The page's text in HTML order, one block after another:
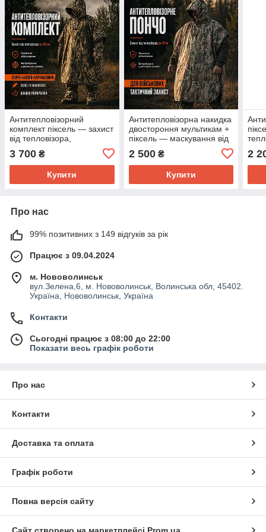
Антитепловізорний
комплект піксель — захист
від тепловізора,
тепловізора
3 700 ₴
Купити
Антитепловізорна накидка
двостороння мультикам +
піксель — маскування від
2 500₴
Купити
2
Про нас
99% позитивних з 149 відгуків за рік
Працює з 09.04.2024
м. Нововолинськ
вул.Зелена,6, м. Нововолинськ, Волинська обл, 45402.
Україна, Нововолинськ, Україна
Контакти
Сьогодні працює з 08:00 до 22:00
Показати весь графік роботи
Про нас
Контакти
Доставка та оплата
Графік роботи
Повна версія сайту